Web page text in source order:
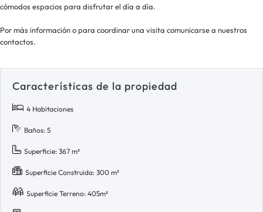
cómodos espacios para disfrutar el día a día.
Por más información o para coordinar una visita comunicarse a nuestros
contactos.
Características de la propiedad
4 Habitaciones
Baños: 5
Superficie: 367 m²
Superficie Construida: 300 m²
Superficie Terreno: 405m²